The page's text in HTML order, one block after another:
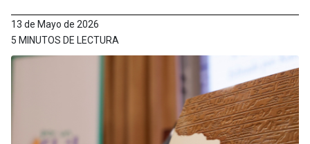
13 de Mayo de 2026
5 MINUTOS DE LECTURA